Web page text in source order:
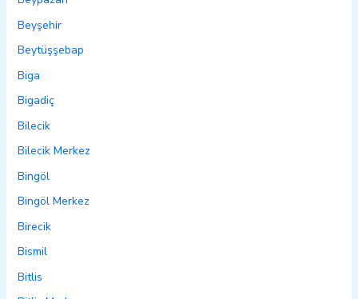
Beyşehir
Beytüşşebap
Biga
Bigadiç
Bilecik
Bilecik Merkez
Bingöl
Bingöl Merkez
Birecik
Bismil
Bitlis